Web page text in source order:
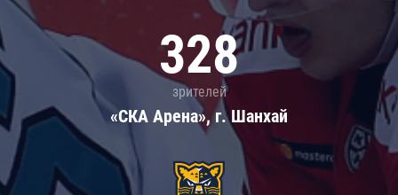
328
зрителей
«СКА Арена», г. Шанхай